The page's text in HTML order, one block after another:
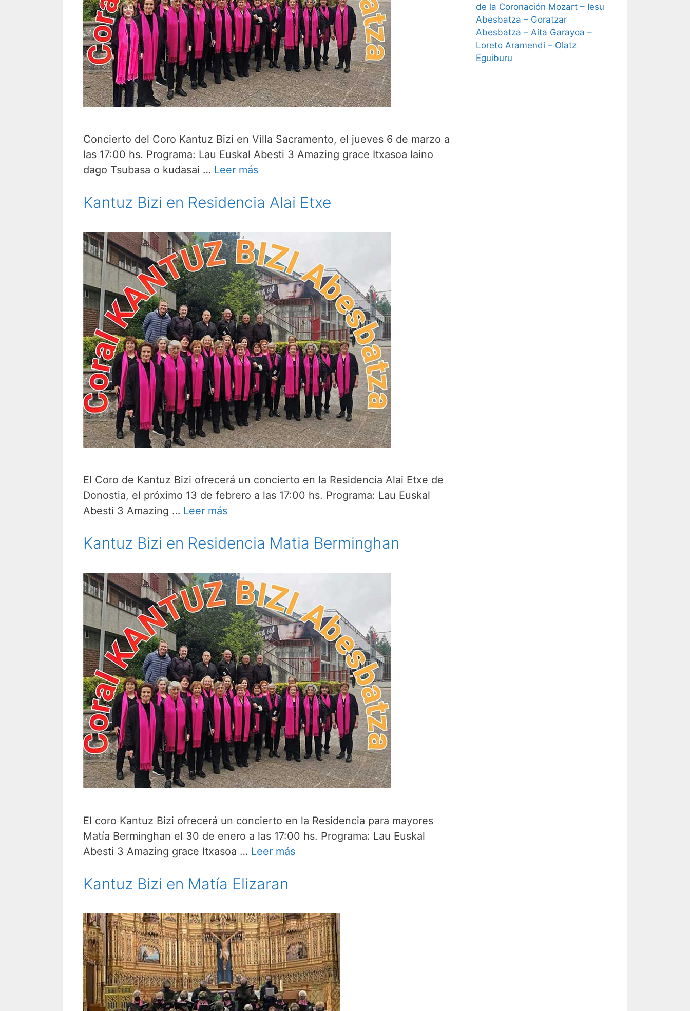
Concierto del Coro Kantuz Bizi en Villa Sacramento, el jueves 6 de marzo a
las 17:00 hs. Programa: Lau Euskal Abesti 3 Amazing grace Itxasoa laino
dago Tsubasa o kudasai … Leer más
Kantuz Bizi en Residencia Alai Etxe
El Coro de Kantuz Bizi ofrecerá un concierto en la Residencia Alai Etxe de
Donostia, el próximo 13 de febrero a las 17:00 hs. Programa: Lau Euskal
Abesti 3 Amazing … Leer más
Kantuz Bizi en Residencia Matia Berminghan
El coro Kantuz Bizi ofrecerá un concierto en la Residencia para mayores
Matía Berminghan el 30 de enero a las 17:00 hs. Programa: Lau Euskal
Abesti 3 Amazing grace Itxasoa … Leer más
Kantuz Bizi en Matía Elizaran
de la Coronación Mozart – Iesu
Abesbatza – Goratzar
Abesbatza – Aita Garayoa –
Loreto Aramendi – Olatz
Eguiburu